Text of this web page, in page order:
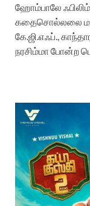
ஹோம்பாலே
கதைசொல்லலை
கே.ஜி.எஃப்.,
நரசிம்மா போன்ற